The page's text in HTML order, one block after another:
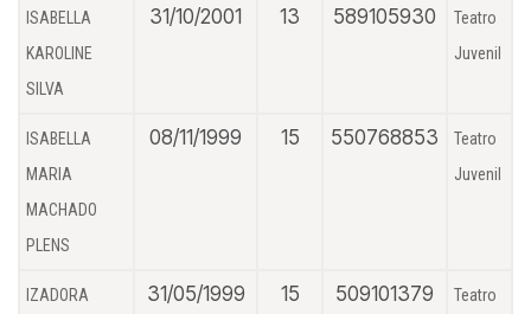
ISABELLA
KAROLINE
SILVA
31/10/2001 13 589105930
Teatro
Juvenil
ISABELLA
MARIA
MACHADO
PLENS
08/11/1999 15 550768853
Teatro
Juvenil
IZADORA
31/05/1999 15 509101379
Teatro